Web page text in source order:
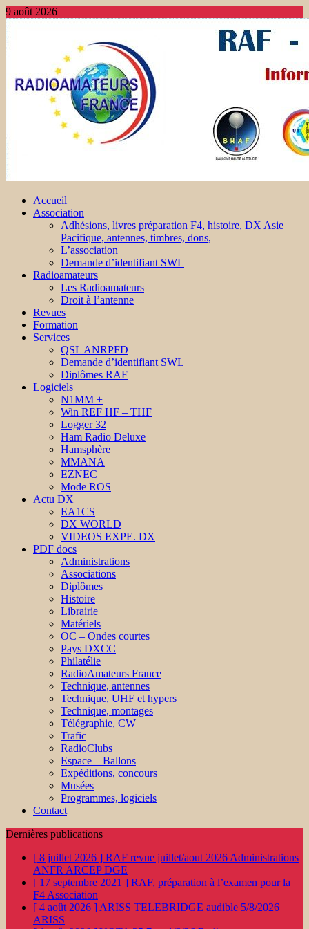
9 août 2026
Accueil
Association
Adhésions, livres préparation F4, histoire, DX Asie
Pacifique, antennes, timbres, dons,
L’association
Demande d’identifiant SWL
Radioamateurs
Les Radioamateurs
Droit à l’antenne
Revues
Formation
Services
QSL ANRPFD
Demande d’identifiant SWL
Diplômes RAF
Logiciels
N1MM +
Win REF HF – THF
Logger 32
Ham Radio Deluxe
Hamsphère
MMANA
EZNEC
Mode ROS
Actu DX
EA1CS
DX WORLD
VIDEOS EXPE. DX
PDF docs
Administrations
Associations
Diplômes
Histoire
Librairie
Matériels
OC – Ondes courtes
Pays DXCC
Philatélie
RadioAmateurs France
Technique, antennes
Technique, UHF et hypers
Technique, montages
Télégraphie, CW
Trafic
RadioClubs
Espace – Ballons
Expéditions, concours
Musées
Programmes, logiciels
Contact
Dernières publications
[ 8 juillet 2026 ] RAF revue juillet/aout 2026 Administrations
ANFR ARCEP DGE
[ 17 septembre 2021 ] RAF, préparation à l’examen pour la
F4 Association
[ 4 août 2026 ] ARISS TELEBRIDGE audible 5/8/2026
ARISS